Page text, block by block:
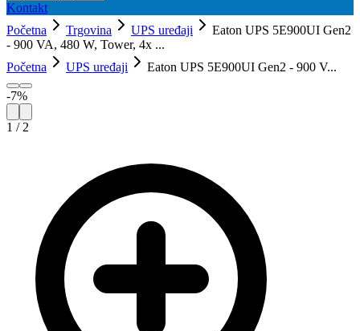
Kontakt
Početna
Trgovina UPS uređaji
Eaton UPS 5E900UI Gen2
- 900 VA, 480 W, Tower, 4x ...
Početna
UPS uređaji Eaton UPS 5E900UI Gen2 - 900 V...
-7%
1 / 2